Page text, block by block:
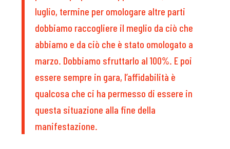
luglio, termine per omologare altre parti
dobbiamo raccogliere il meglio da ciò che
abbiamo e da ciò che è stato omologato a
marzo. Dobbiamo sfruttarlo al 100%. E poi
essere sempre in gara, l’affidabilità è
qualcosa che ci ha permesso di essere in
questa situazione alla fine della
manifestazione.